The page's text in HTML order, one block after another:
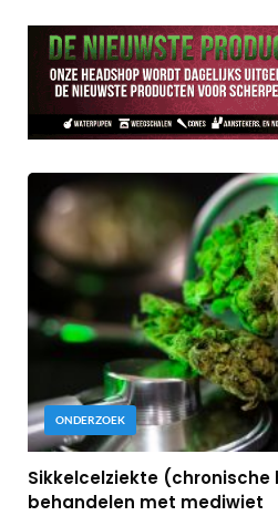
ONDERZOEK
Sikkelcelziekte
behandelen met mediwiet